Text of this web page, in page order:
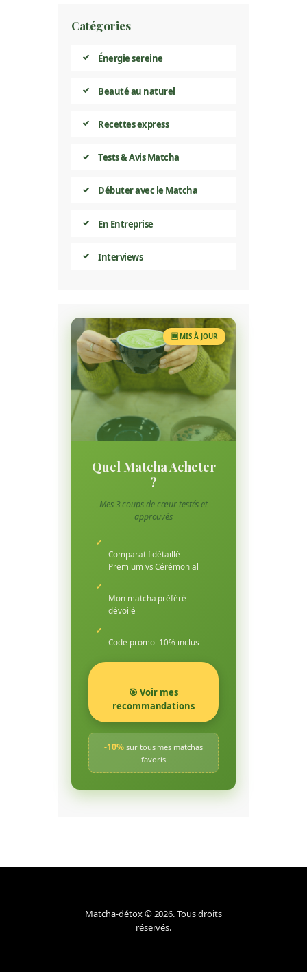
Catégories
Énergie sereine
Beauté au naturel
Recettes express
Tests & Avis Matcha
Débuter avec le Matcha
En Entreprise
Interviews
🆕 MIS À JOUR
Quel Matcha Acheter
?
Mes 3 coups de cœur testés et
approuvés
✓
Comparatif détaillé
Premium vs Cérémonial
✓
Mon matcha préféré
dévoilé
✓
Code promo -10% inclus
🎯 Voir mes
recommandations
-10%sur tous mes matchas
favoris
Matcha-détox © 2026. Tous droits
réservés.